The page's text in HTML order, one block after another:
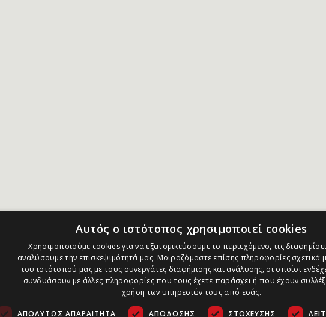
Αυτός ο ιστότοπος χρησιμοποιεί cookies
Χρησιμοποιούμε cookies για να εξατομικεύσουμε το περιεχόμενο, τις
αναλύσουμε την επισκεψιμότητά μας. Μοιραζόμαστε επίσης πληροφορίες σχετικά
του ιστότοπού μας με τους συνεργάτες διαφήμισης και ανάλυσης, οι οποίοι
συνδυάσουν με άλλες πληροφορίες που τους έχετε παράσχει ή που έχουν
χρήση των υπηρεσιών τους από εσάς.
ΑΠΟΛΎΤΩΣ ΑΠΑΡΑΊΤΗΤΑ ΑΠΌΔΟΣΗΣ ΣΤΌΧΕΥΣΗΣ